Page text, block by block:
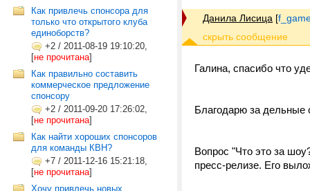
Как привлечь спонсора для
только что открытого клуба
единоборств?
+2 / 2011-08-19 19:10:20,
[не прочитана]
Как правильно составить
коммерческое предложение
спонсору
+2 / 2011-09-20 17:26:02,
[не прочитана]
Как найти хороших спонсоров
для команды КВН?
+7 / 2011-12-16 15:21:18,
[не прочитана]
Хочу привлечь новых
Данила Лисица [
Галина, спасибо что
Благодарю за дельные
Вопрос "Что это за
пресс-релизе. Его